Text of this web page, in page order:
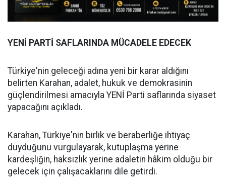
YENİ PARTİ SAFLARINDA MÜCADELE EDECEK
Türkiye'nin geleceği adına yeni bir karar aldığını
belirten Karahan, adalet, hukuk ve demokrasinin
güçlendirilmesi amacıyla YENİ Parti saflarında siyaset
yapacağını açıkladı.
Karahan, Türkiye'nin birlik ve beraberliğe ihtiyaç
duyduğunu vurgulayarak, kutuplaşma yerine
kardeşliğin, haksızlık yerine adaletin hâkim olduğu bir
gelecek için çalışacaklarını dile getirdi.